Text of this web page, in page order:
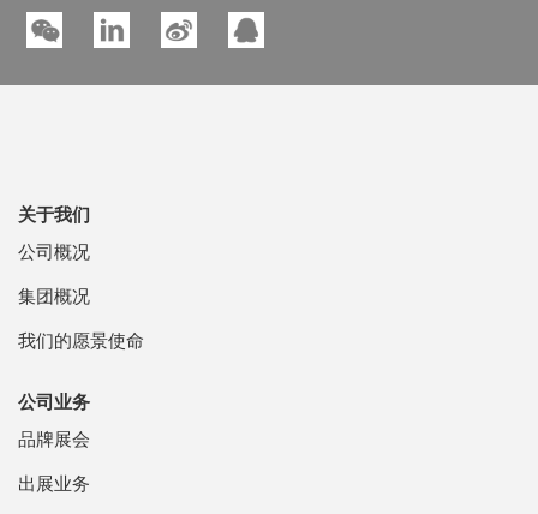
关于我们
公司概况
集团概况
我们的愿景使命
公司业务
品牌展会
出展业务